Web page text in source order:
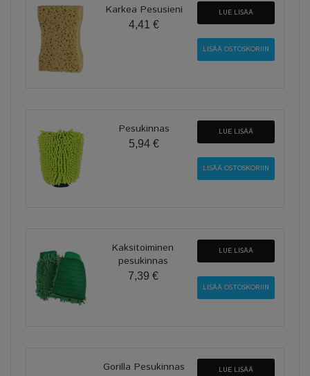
Karkea Pesusieni
4,41 €
LUE LISÄÄ
Pesukinnas
5,94 €
LUE LISÄÄ
Kaksitoiminen
pesukinnas
7,39 €
LUE LISÄÄ
Gorilla Pesukinnas LUE LISÄÄ